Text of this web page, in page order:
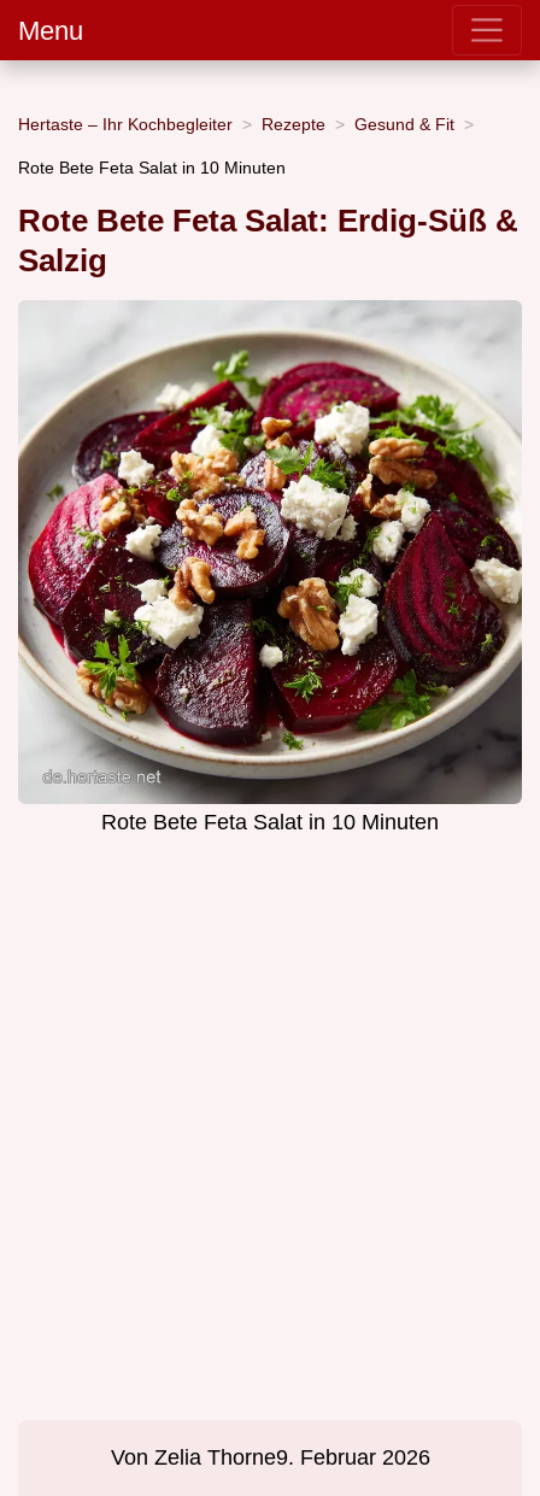
Menu
Hertaste – Ihr Kochbegleiter Rezepte Gesund & Fit
Rote Bete Feta Salat in 10 Minuten
Rote Bete Feta Salat: Erdig-Süß &
Salzig
Rote Bete Feta Salat in 10 Minuten
Von Zelia Thorne9. Februar 2026